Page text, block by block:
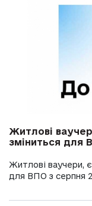
Житлові
зміниться для
Житлові ваучери,
для ВПО з серпня